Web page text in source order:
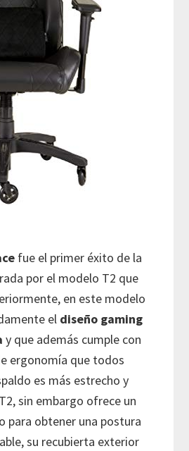
fue el primer éxito de la
por el modelo T2 que
en este modelo
el diseño gaming
y que además cumple con
ergonomía que todos
es más estrecho y
sin embargo ofrece un
para obtener una postura
su recubierta exterior